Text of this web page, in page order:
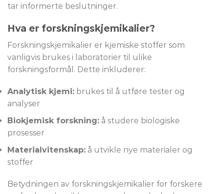
tar informerte beslutninger.
Hva er forskningskjemikalier?
Forskningskjemikalier er kjemiske stoffer som
vanligvis brukes i laboratorier til ulike
forskningsformål. Dette inkluderer:
Analytisk kjemi: brukes til å utføre tester og
analyser
Biokjemisk forskning: å studere biologiske
prosesser
Materialvitenskap: å utvikle nye materialer og
stoffer
Betydningen av forskningskjemikalier for forskere